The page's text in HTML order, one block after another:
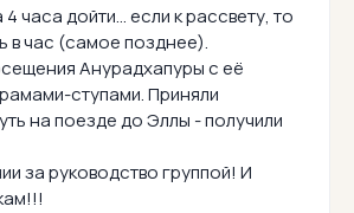
часа дойти... если к рассвету, то
в час (самое позднее).
Анурадхапуры с её
ступами. Приняли
на поезде до Эллы - получили
за руководство группой! И